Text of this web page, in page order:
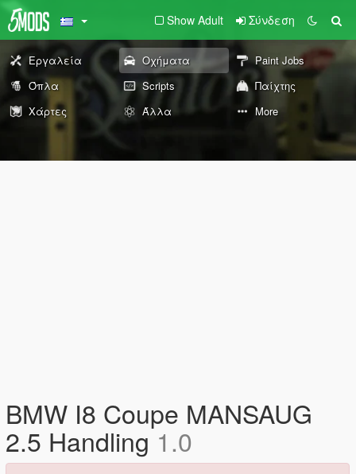
Show Adult Σύνδεση
Εργαλεία Οχήματα
Paint Jobs
Όπλα
Scripts
Παίχτης
Χάρτες
Άλλα More
BMW I8 Coupe MANSAUG
2.5 Handling1.0